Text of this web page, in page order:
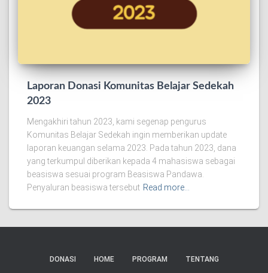
Laporan Donasi Komunitas Belajar Sedekah
2023
Mengakhiri tahun 2023, kami segenap pengurus
Komunitas Belajar Sedekah ingin memberikan update
laporan keuangan selama 2023. Pada tahun 2023, dana
yang terkumpul diberikan kepada 4 mahasiswa sebagai
beasiswa sesuai program Beasiswa Pandawa.
Penyaluran beasiswa tersebut Read more…
DONASI HOME PROGRAM TENTANG